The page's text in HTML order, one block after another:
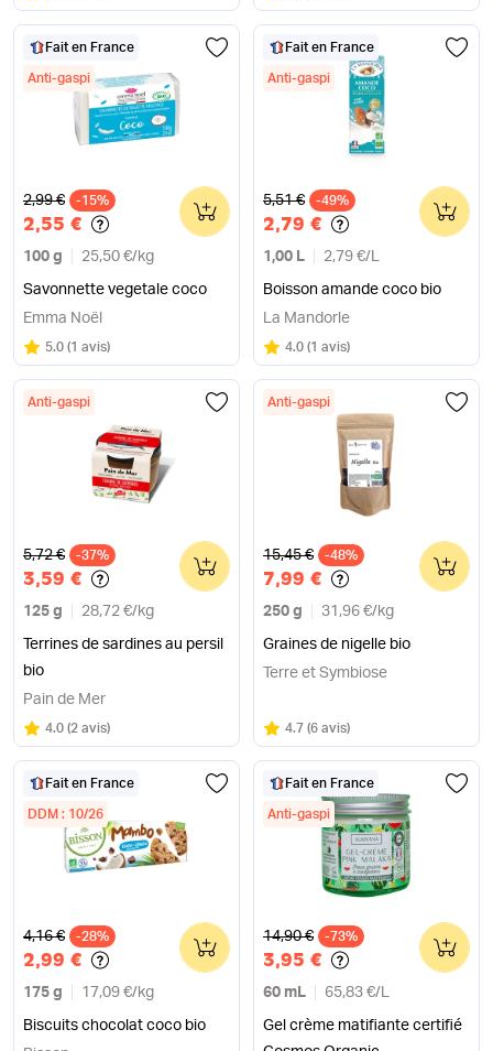
Fait en France
Anti-gaspi
Ancien prix
2,99 € -15%
2,55 €
100 g 25,50 €/ kg
Savonnette vegetale coco
0
Emma Noël
Note
5.0 sur 5
(1 avis)
Fait en France
Anti-gaspi
Ancien prix
5,51 € -49%
2,79 €
1,00 L 2,79 €/ L
Boisson amande coco bio
0
La Mandorle
Note
4.0 sur 5
(1 avis)
Anti-gaspi
Ancien prix
5,72 € -37%
3,59 €
125 g 28,72 €/ kg
Terrines de sardines au persil
bio
0
Pain de Mer
Note
4.0 sur 5
(2 avis)
Anti-gaspi
Ancien prix
15,45 € -48%
7,99 €
250 g 31,96 €/ kg
Graines de nigelle bio
0
Terre et Symbiose
Note
4.7 sur 5
(6 avis)
Fait en France
DDM : 10/26
Ancien prix
4,16 € -28%
2,99 €
175 g 17,09 €/ kg
Biscuits chocolat coco bio
0
Fait en France
Anti-gaspi
Ancien prix
14,90 € -73%
3,95 €
60 mL 65,83 €/ L
Gel crème matifiante certifié
0